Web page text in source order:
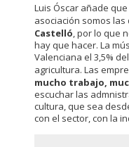
Luis Óscar añade
asociación somos las
Castelló, por lo que
hay que hacer. La
Valenciana el 3,5%
agricultura. Las
mucho trabajo,
escuchar las
cultura, que sea
con el sector, con la